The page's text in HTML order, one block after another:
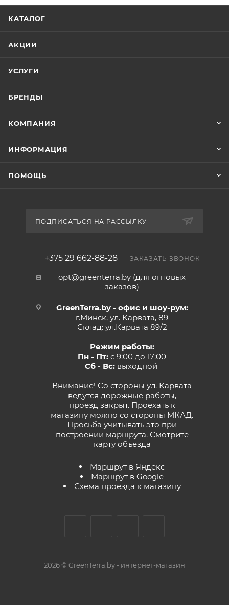
КАТАЛОГ
АКЦИИ
УСЛУГИ
БРЕНДЫ
КОМПАНИЯ
ИНФОРМАЦИЯ
ПОМОЩЬ
ПОДПИСАТЬСЯ НА РАССЫЛКУ
+375 29 662-88-28 ЗАКАЗАТЬ ЗВОНОК
opt@greenterra.by (для оптовых
заказов)
GreenTerra.by - офис и шоу-рум:
г.Минск, ул. Карвата, 89
Склад: ул.Карвата 89/2
Режим работы:
Пн - Пт: с 9:00 до 17:00
Сб - Вс:выходной
Внимание! Со стороны ул. Карвата
ведутся дорожные работы,
проезд закрыт. Проехать к
магазину можно со стороны МКАД.
Просьба учитывать это при
построении маршрута. Смотрите
карту объезда
Маршрут в Яндекс
Маршрут в Google
Схема проезда к магазину
2026 © GreenTerra.by - интернет-магазин